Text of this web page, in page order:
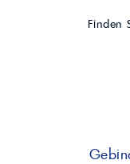
Finden